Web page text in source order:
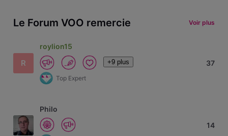
Le Forum VOO remercie Voir plus
R
roylion15
+9 plus
Top Expert
37
Philo
14